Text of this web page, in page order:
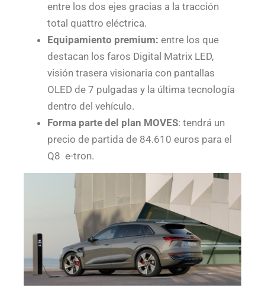
entre los dos ejes gracias a la tracción
total quattro eléctrica.
Equipamiento premium: entre los que
destacan los faros Digital Matrix LED,
visión trasera visionaria con pantallas
OLED de 7 pulgadas y la última tecnología
dentro del vehículo.
Forma parte del plan MOVES: tendrá un
precio de partida de 84.610 euros para el
Q8 e-tron.